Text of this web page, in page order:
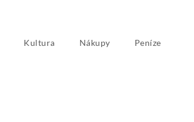
Kultura Nákupy Peníze